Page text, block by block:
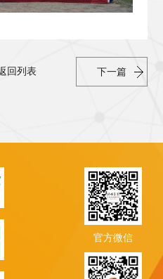
下一篇
回列表
官方微信